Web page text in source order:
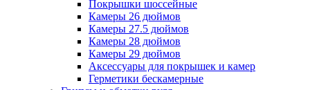
Покрышки шоссейные
Камеры 26 дюймов
Камеры 27.5 дюймов
Камеры 28 дюймов
Камеры 29 дюймов
Аксессуары для покрышек и камер
Герметики бескамерные